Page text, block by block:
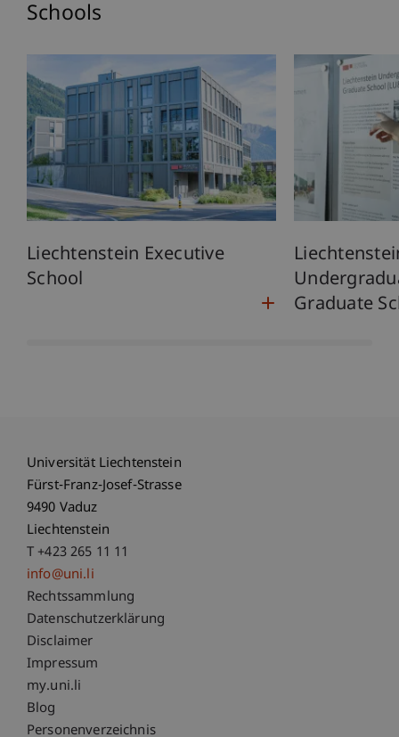
Schools
Liechtenstein Executive
School
Graduate
Universität Liechtenstein
Fürst-Franz-Josef-Strasse
9490 Vaduz
Liechtenstein
T +423 265 11 11
info@uni.li
Fußzeile Rechtliche Hinweise
Rechtssammlung
Datenschutzerklärung
Disclaimer
Impressum
Fußzeile Subdomain-Verzeichnis
my.uni.li
Blog
Personenverzeichnis